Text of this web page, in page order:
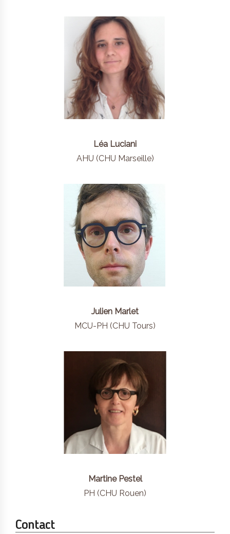
Léa Luciani
AHU (CHU Marseille)
Julien Marlet
MCU-PH (CHU Tours)
Martine Pestel
PH (CHU Rouen)
Contact